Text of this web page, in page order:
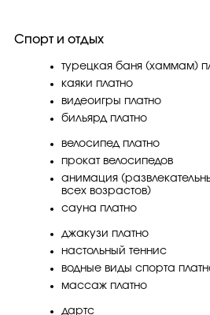
Спорт и отдых
турецкая баня (хаммам)
каяки платно
видеоигры платно
бильярд платно
велосипед платно
прокат велосипедов
анимация
всех возрастов)
сауна платно
джакузи платно
настольный теннис
водные виды спорта
массаж платно
дартс